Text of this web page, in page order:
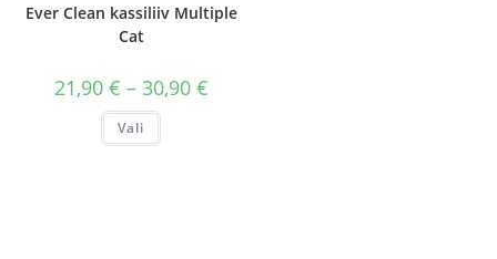
Ever Clean kassiliiv Multiple
Cat
21,90 € – 30,90 €Hinnavahemik:
21,90 €
Vali
Sellel
on